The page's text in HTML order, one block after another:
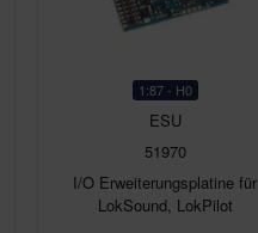
1:87 - H0
ESU
51970
I/O Erweiterungsplatine für
LokSound, LokPilot